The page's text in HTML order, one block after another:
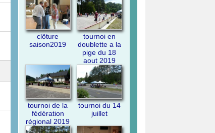
clôture
saison2019
tournoi en
doublette a la
pige du 18
aout 2019
tournoi de la
fédération
régional 2019
tournoi du 14
juillet